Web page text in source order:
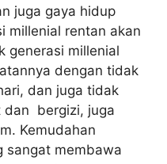
juga gaya hidup
millenial rentan akan
generasi millenial
dengan tidak
dan juga tidak
dan bergizi, juga
Kemudahan
sangat membawa